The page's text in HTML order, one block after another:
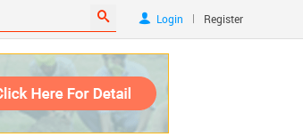
Login | Register